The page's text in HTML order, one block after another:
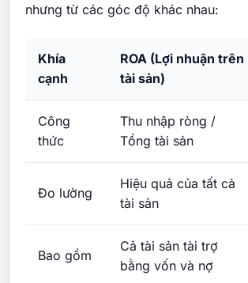
nhưng từ các góc độ khác nhau:
Khía
cạnh
ROA (Lợi nhuận trên
tài sản)
Công
thức
Thu nhập ròng /
Tổng tài sản
Đo lường
Hiệu quả của tất cả
tài sản
Bao gồm
Cả tài sản tài trợ
bằng vốn và nợ